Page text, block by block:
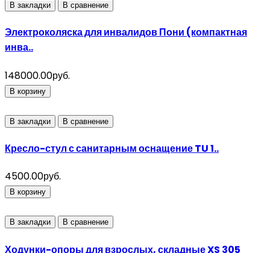
В закладки В сравнение
Электроколяска для инвалидов Пони (компактная
инва..
148000.00руб.
В корзину
В закладки В сравнение
Кресло-стул с санитарным оснащение TU 1..
4500.00руб.
В корзину
В закладки В сравнение
Ходунки-опоры для взрослых, складные XS 305